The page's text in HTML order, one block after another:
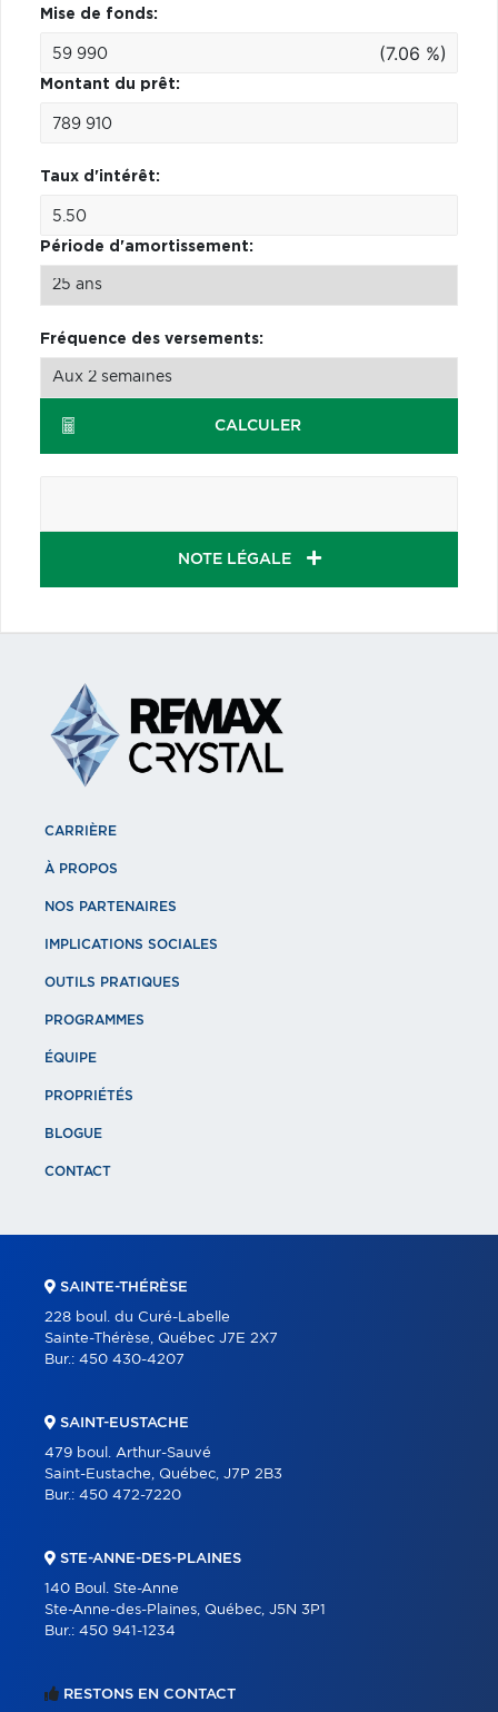
Mise de fonds:
(7.06 %)
Montant du prêt:
Taux d'intérêt:
Période d'amortissement:
Fréquence des versements:
CALCULER
NOTE LÉGALE
CARRIÈRE
À PROPOS
NOS PARTENAIRES
IMPLICATIONS SOCIALES
OUTILS PRATIQUES
PROGRAMMES
ÉQUIPE
PROPRIÉTÉS
BLOGUE
CONTACT
RESTONS EN CONTACT
SAINTE-THÉRÈSE
228 boul. du Curé-Labelle
Sainte-Thérèse, Québec J7E 2X7
Bur.: 450 430-4207
SAINT-EUSTACHE
479 boul. Arthur-Sauvé
Saint-Eustache, Québec, J7P 2B3
Bur.: 450 472-7220
STE-ANNE-DES-PLAINES
140 Boul. Ste-Anne
Ste-Anne-des-Plaines, Québec, J5N 3P1
Bur.: 450 941-1234